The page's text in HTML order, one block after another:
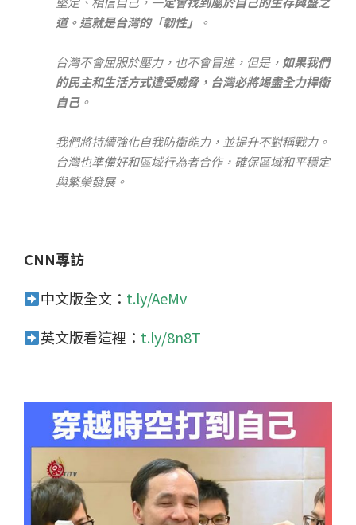
道。這就是台灣的「韌性」
。
台灣不會屈服於壓力，也不會冒進，但是， 如果我們
的民主和生活方式遭受威脅，台灣必將竭盡全力捍衛
自己。
我們將持續強化自我防衛能力，並提升不對稱戰力。
台灣也準備好和區域行為者合作，確保區域和平穩定
與繁榮發展。
CNN專訪
中文版全文： t.ly/AeMv
英文版看這裡： t.ly/8n8T